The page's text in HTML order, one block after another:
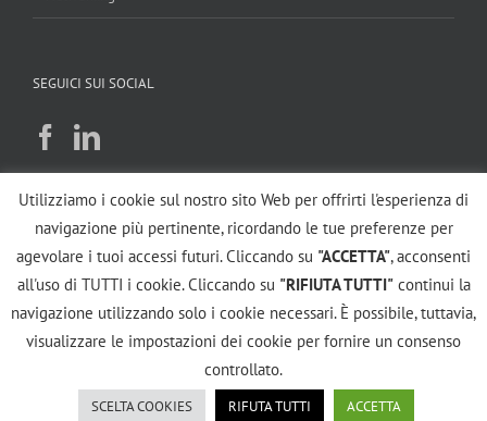
SEGUICI SUI SOCIAL
SUPPORTO
2026 CerTo Snc | All Rights Reserved | P.IVA: 03439280128 |
PRIVACY|Cookie Policy| Powered by2000net Srl - Borgosesia (VC)
Platform
SmartWEB360°
Utilizziamo i cookie sul nostro sito Web per offrirti l'esperienza di
navigazione più pertinente, ricordando le tue preferenze per
agevolare i tuoi accessi futuri. Cliccando su "ACCETTA", acconsenti
all'uso di TUTTI i cookie. Cliccando su "RIFIUTA TUTTI"continui la
navigazione utilizzando solo i cookie necessari. È possibile, tuttavia,
visualizzare le impostazioni dei cookie per fornire un consenso
controllato.
SCELTA COOKIES RIFUTA TUTTI ACCETTA